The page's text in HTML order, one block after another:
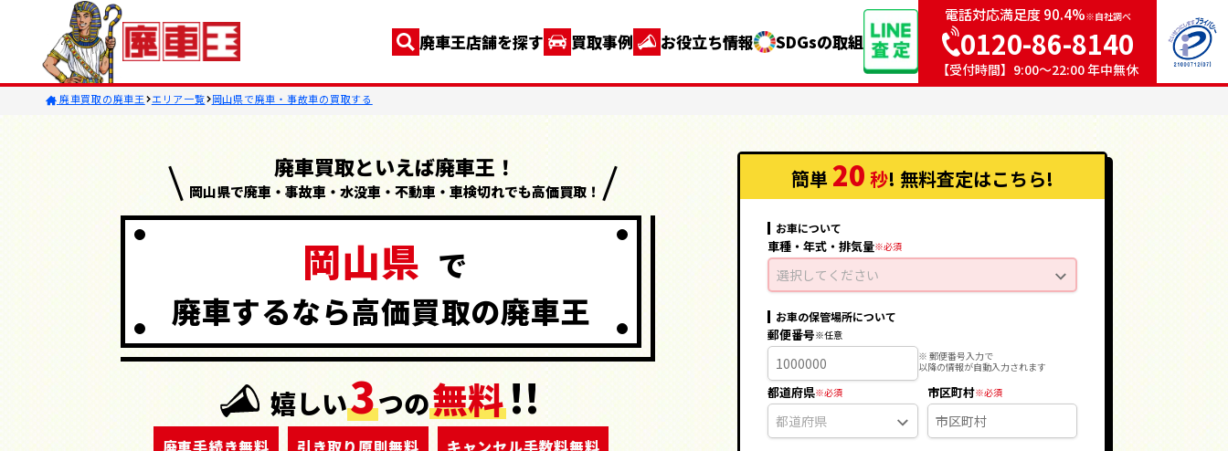
廃車王店舗を探す 買取事例 お役立ち情報 SDGsの取組
電話対応満足度 90.4%※自社調べ
0120-86-8140
【受付時間】9:00〜22:00 年中無休
廃車買取の廃車王 エリア一覧 岡山県で廃車・事故車の買取する
廃車買取といえば廃車王！
岡山県で廃車・事故車・水没車・ 不動車・車検切れでも高価買取！
岡山県 で
廃車するなら高価買取の廃車王
嬉しい3つの無料!!
廃車手続き無料 引き取り原則無料 キャンセル手数料無料
簡単 20 秒! 無料査定はこちら!
お車について
車種・年式・排気量
選択してください
お車の保管場所について
郵便番号
※ 郵便番号入力で
以降の情報が自動入力されます
都道府県 市区町村